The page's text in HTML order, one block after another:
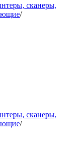
сканеры,
/
сканеры,
/